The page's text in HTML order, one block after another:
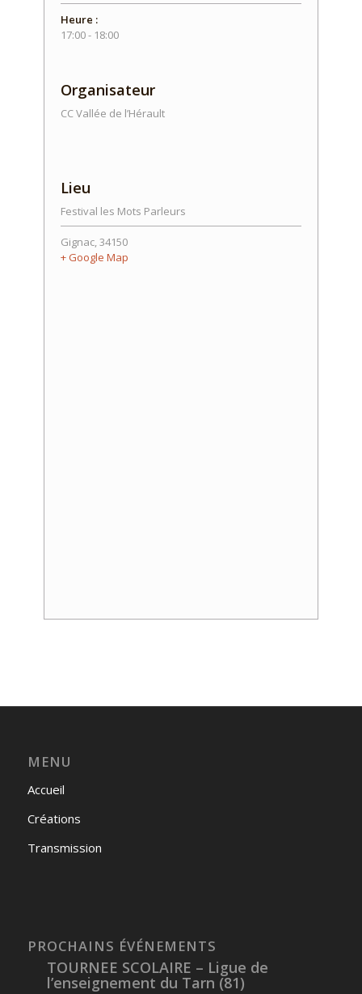
Heure :
17:00 - 18:00
Organisateur
CC Vallée de l’Hérault
Lieu
Festival les Mots Parleurs
Gignac,34150
+ Google Map
MENU
Accueil
Créations
Transmission
PROCHAINS ÉVÉNEMENTS
TOURNEE SCOLAIRE – Ligue de
l’enseignement du Tarn (81)